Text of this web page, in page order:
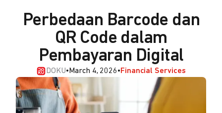
Perbedaan Barcode dan
QR Code dalam
Pembayaran Digital
DOKU• March 4, 2026•Financial Services